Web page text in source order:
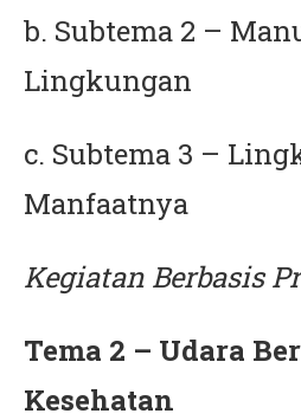
b. Subtema 2 –
Lingkungan
c. Subtema 3 –
Manfaatnya
Kegiatan Berbasis
Tema 2 – Udara
Kesehatan